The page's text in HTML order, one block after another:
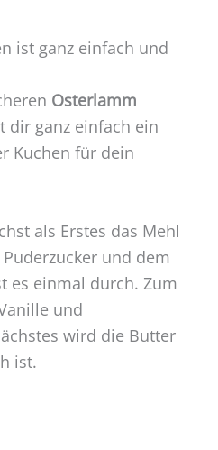
ist ganz einfach und
Osterlamm
dir ganz einfach ein
Kuchen für dein
als Erstes das Mehl
und dem
es einmal durch. Zum
und
wird die Butter
ist.